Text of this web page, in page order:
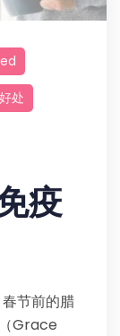
处
疫
节前的腊
Grace